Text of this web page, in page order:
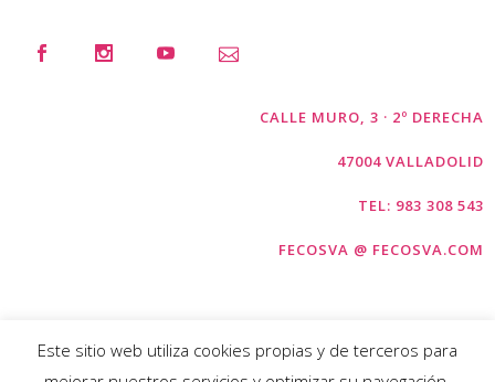
CALLE MURO, 3 · 2º DERECHA
47004 VALLADOLID
TEL: 983 308 543
FECOSVA @ FECOSVA.COM
Este sitio web utiliza cookies propias y de terceros para